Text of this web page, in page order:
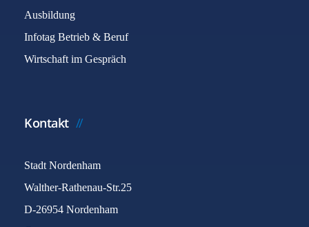
Ausbildung
Infotag Betrieb & Beruf
Wirtschaft im Gespräch
Kontakt
Stadt Nordenham
Walther-Rathenau-Str.25
D-26954 Nordenham